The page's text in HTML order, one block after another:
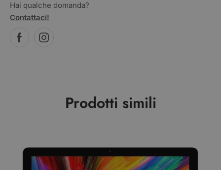
Hai qualche domanda?
Contattaci!
Prodotti simili